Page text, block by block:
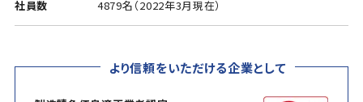
社員数 4879名（2022年3月現在）
より信頼をいただける企業として